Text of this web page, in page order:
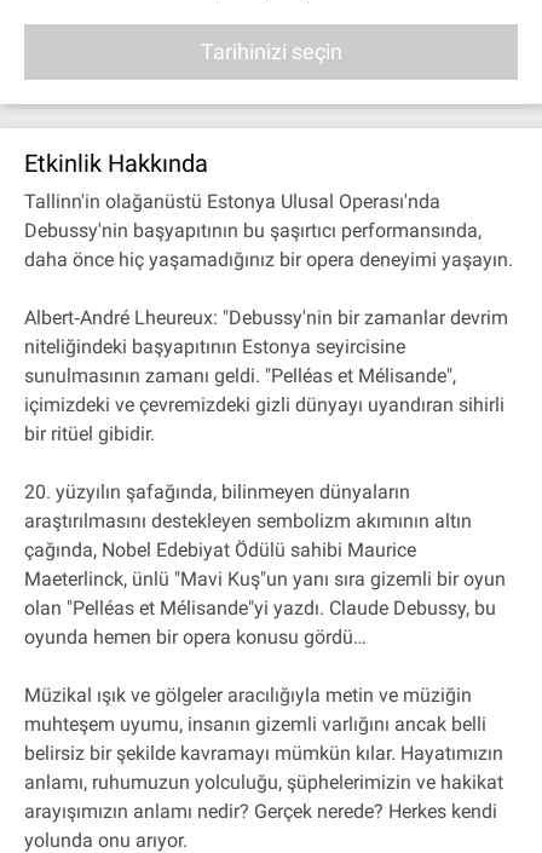
Tarihinizi seçin
Etkinlik Hakkında
Tallinn'in olağanüstü Estonya Ulusal Operası'nda
Debussy'nin başyapıtının bu şaşırtıcı performansında,
daha önce hiç yaşamadığınız bir opera deneyimi yaşayın.
Albert‐André Lheureux: "Debussy'nin bir zamanlar devrim
niteliğindeki başyapıtının Estonya seyircisine
sunulmasının zamanı geldi. "Pelléas et Mélisande",
içimizdeki ve çevremizdeki gizli dünyayı uyandıran sihirli
bir ritüel gibidir.
20. yüzyılın şafağında, bilinmeyen dünyaların
araştırılmasını destekleyen sembolizm akımının altın
çağında, Nobel Edebiyat Ödülü sahibi Maurice
Maeterlinck, ünlü "Mavi Kuş"un yanı sıra gizemli bir oyun
olan "Pelléas et Mélisande"yi yazdı. Claude Debussy, bu
oyunda hemen bir opera konusu gördü…
Müzikal ışık ve gölgeler aracılığıyla metin ve müziğin
muhteşem uyumu, insanın gizemli varlığını ancak belli
belirsiz bir şekilde kavramayı mümkün kılar. Hayatımızın
anlamı, ruhumuzun yolculuğu, şüphelerimizin ve hakikat
arayışımızın anlamı nedir? Gerçek nerede? Herkes kendi
yolunda onu arıyor.